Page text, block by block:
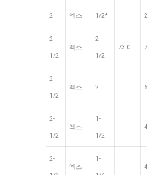
2 엑스 1/2*
2-
1/2
엑스
2-
1/2
73.0
2-
1/2
엑스 2
2-
1/2
엑스
1-
1/2
2-
엑스
1-